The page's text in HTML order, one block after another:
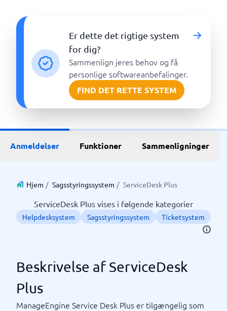
Er dette det rigtige system
for dig?
Sammenlign jeres behov og få
personlige softwareanbefalinger.
FIND DET RETTE SYSTEM
Anmeldelser Funktioner Sammenligninger
Hjem / Sagsstyringssystem / ServiceDesk Plus
ServiceDesk Plus vises i følgende kategorier
Helpdesksystem Sagsstyringssystem Ticketsystem
Beskrivelse af ServiceDesk
Plus
ManageEngine Service Desk Plus er tilgængelig som